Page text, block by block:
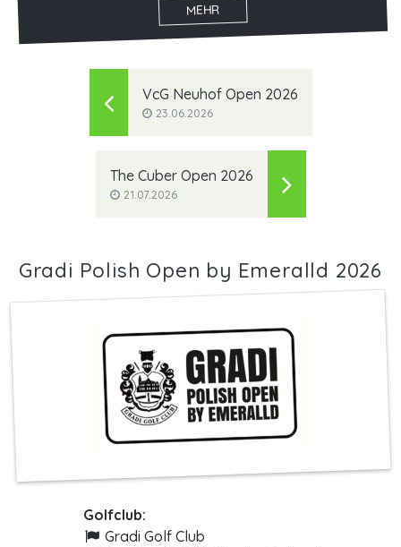
MEHR
VcG Neuhof Open 2026
23.06.2026
The Cuber Open 2026
21.07.2026
Gradi Polish Open by Emeralld 2026
Golfclub:
Gradi Golf Club